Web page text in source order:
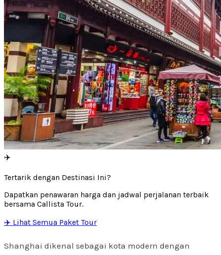
✈️
Tertarik dengan Destinasi Ini?
Dapatkan penawaran harga dan jadwal perjalanan terbaik
bersama Callista Tour.
✈️ Lihat Semua Paket Tour
Shanghai dikenal sebagai kota modern dengan